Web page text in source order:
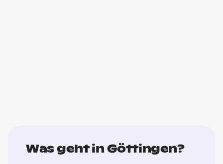
Was geht in Göttingen?